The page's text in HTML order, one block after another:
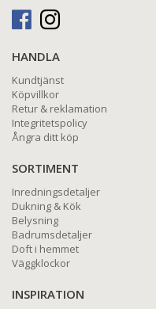
HANDLA
Kundtjänst
Köpvillkor
Retur & reklamation
Integritetspolicy
Ångra ditt köp
SORTIMENT
Inredningsdetaljer
Dukning & Kök
Belysning
Badrumsdetaljer
Doft i hemmet
Väggklockor
INSPIRATION